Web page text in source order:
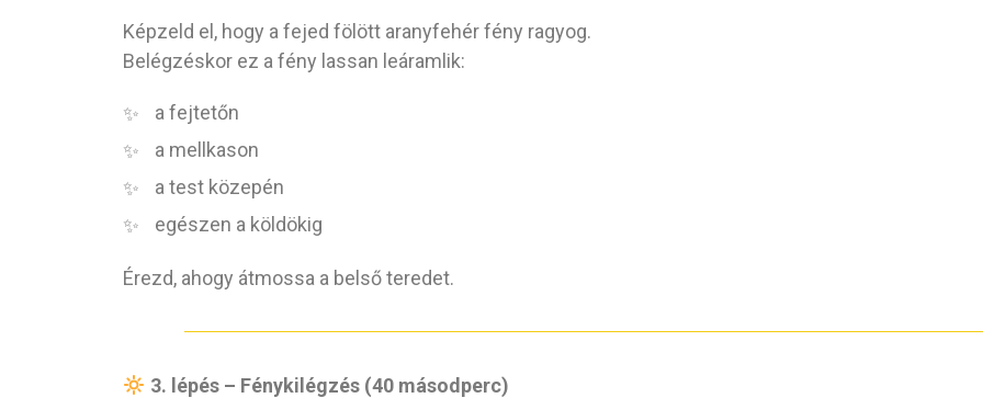
Képzeld el, hogy a fejed fölött aranyfehér fény ragyog.
Belégzéskor ez a fény lassan leáramlik:
a fejtetőn
a mellkason
a test közepén
egészen a köldökig
Érezd, ahogy átmossa a belső teredet.
3. lépés – Fénykilégzés (40 másodperc)